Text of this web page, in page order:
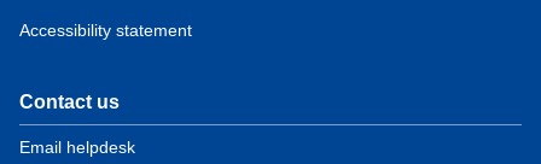
Accessibility statement
Contact us
Email helpdesk